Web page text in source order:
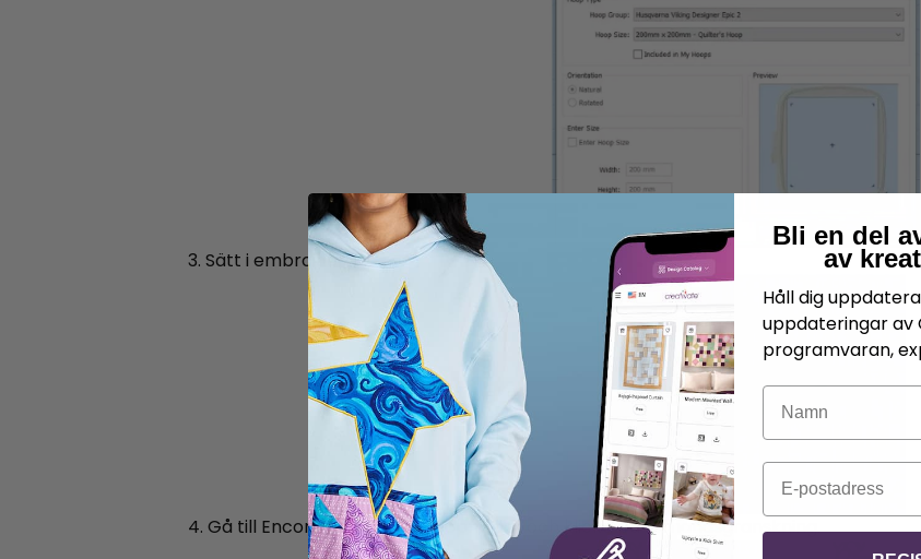
3. Sätt i embroidery .
4. Gå till Encore, select 8 upprepningar och klicka på förhandsgranskning.
Bli en del
av
Håll dig
uppdateringar av
programvaran,
Namn
E-post